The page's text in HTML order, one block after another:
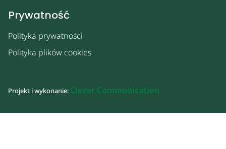
Prywatność
Polityka prywatności
Polityka plików cookies
Projekt i wykonanie: Clever Communication